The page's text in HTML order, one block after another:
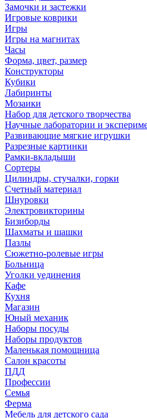
Замочки и застежки
Игровые коврики
Игры
Игры на магнитах
Часы
Форма, цвет, размер
Конструкторы
Кубики
Лабиринты
Мозаики
Набор для детского творчества
Научные лаборатории и
Развивающие мягкие игрушки
Разрезные картинки
Рамки-вкладыши
Сортеры
Цилиндры, стучалки, горки
Счетный материал
Шнуровки
Электровикторины
Бизиборды
Шахматы и шашки
Пазлы
Сюжетно-ролевые игры
Больница
Уголки уединения
Кафе
Кухня
Магазин
Юный механик
Наборы посуды
Наборы продуктов
Маленькая помощница
Салон красоты
ПДД
Профессии
Семья
Ферма
Мебель для детского сада